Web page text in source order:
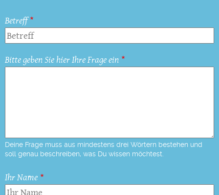
Betreff
Bitte geben Sie hier Ihre Frage ein
Deine Frage muss aus mindestens drei Wörtern bestehen und
soll genau beschreiben, was Du wissen möchtest.
Ihr Name